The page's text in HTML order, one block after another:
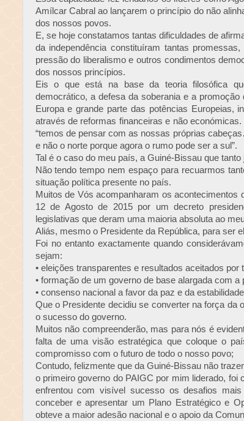
Amílcar Cabral ao lançarem o princípio do não
dos nossos povos.
E, se hoje constatamos tantas dificuldades de
da independência constituíram tantas
pressão do liberalismo e outros condimentos
dos nossos princípios.
Eis o que está na base da teoria filosófica
democrático, a defesa da soberania e a
Europa e grande parte das potências Europeias,
através de reformas financeiras e não
“temos de pensar com as nossas próprias
e não o norte porque agora o rumo pode ser a sul”.
Tal é o caso do meu país, a Guiné-Bissau que
Não tendo tempo nem espaço para recuarmos
situação política presente no país.
Muitos de Vós acompanharam os
12 de Agosto de 2015 por um decreto
legislativas que deram uma maioria absoluta ao
Aliás, mesmo o Presidente da República, para ser
Foi no entanto exactamente quando
sejam:
• eleições transparentes e resultados aceitados por
• formação de um governo de base alargada com
• consenso nacional a favor da paz e da estabilidade
Que o Presidente decidiu se converter na força da
o sucesso do governo.
Muitos não compreenderão, mas para nós é
falta de uma visão estratégica que coloque o
compromisso com o futuro de todo o nosso povo;
Contudo, felizmente que da Guiné-Bissau não
o primeiro governo do PAIGC por mim liderado,
enfrentou com visível sucesso os desafios
conceber e apresentar um Plano Estratégico e
obteve a maior adesão nacional e o apoio da